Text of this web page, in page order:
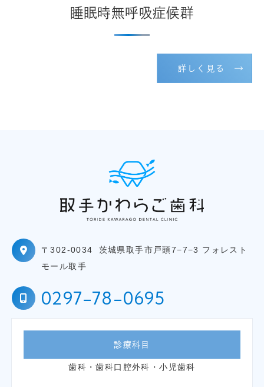
睡眠時無呼吸症候群
詳しく見る
〒302-0034
茨城県取手市戸頭7−7−3 フォレスト
モール取手
0297-78-0695
診療科目
歯科・歯科口腔外科・小児歯科